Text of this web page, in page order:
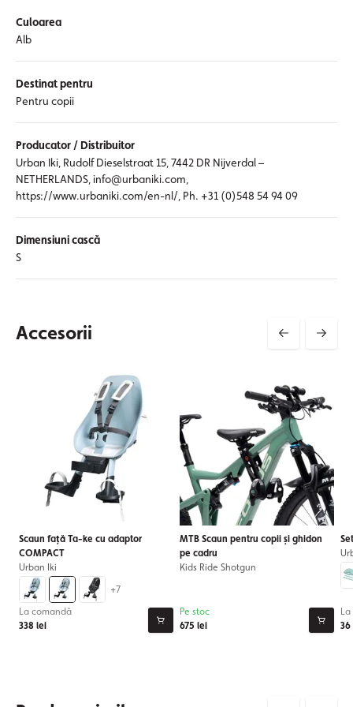
Culoarea
Alb
Destinat pentru
Pentru copii
Producator / Distribuitor
Urban Iki, Rudolf Dieselstraat 15, 7442 DR Nijverdal –
NETHERLANDS, info@urbaniki.com,
https://www.urbaniki.com/en-nl/, Ph. +31 (0)548 54 94 09
Dimensiuni cască
S
Accesorii
Scaun față Ta-ke cu adaptor
COMPACT
Urban Iki
+7
338 lei
La comandă
MTB Scaun pentru copii și ghidon
pe cadru
Kids Ride Shotgun
675 lei
Pe stoc
36